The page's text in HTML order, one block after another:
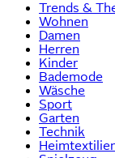
Trends &
Wohnen
Damen
Herren
Kinder
Bademode
Wäsche
Sport
Garten
Technik